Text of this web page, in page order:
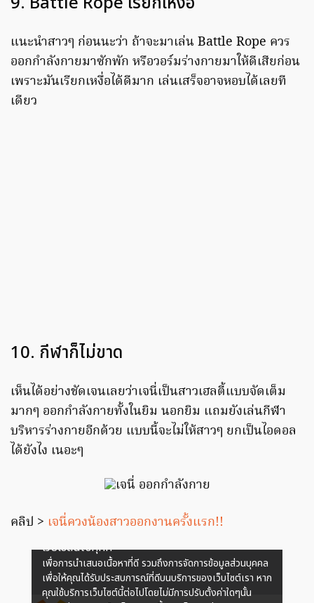
แนะนำสาวๆ ก่อนนะว่า ถ้าจะมาเล่น Battle Rope ควร
ออกกำลังกายมาซักพัก หรือวอร์มร่างกายมาให้ดีเสียก่อน
เพราะมันเรียกเหงื่อได้ดีมาก เล่นเสร็จอาจหอบได้เลยที
เดียว
10. กีฬาก็ไม่ขาด
เห็นได้อย่างชัดเจนเลยว่าเจนี่เป็นสาวเฮลตี้แบบจัดเต็ม
มากๆ ออกกำลังกายทั้งในยิม นอกยิม แถมยังเล่นกีฬา
บริหารร่างกายอีกด้วย แบบนี้จะไม่ให้สาวๆ ยกเป็นไอดอล
ได้ยังไง เนอะๆ
คลิป > เจนี่ควงน้องสาวออกงานครั้งแรก!!